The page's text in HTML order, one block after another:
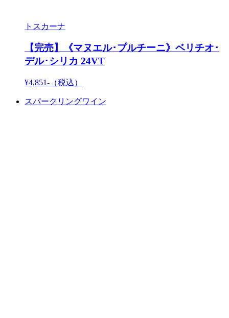
トスカーナ
【完売】《マヌエル･プルチーニ》ベリチオ･
デル･シリカ 24VT
¥4,851- （税込）
スパークリングワイン